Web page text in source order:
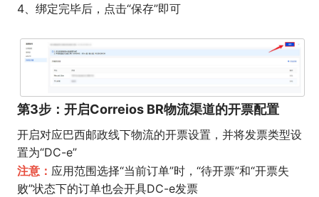
4、绑定完毕后，点击“保存”即可
第3步：开启Correios BR物流渠道的开票配置
开启对应巴西邮政线下物流的开票设置，并将发票类型设
置为“DC-e”
注意： 应用范围选择“当前订单”时，“待开票”和“开票失
败”状态下的订单也会开具DC-e发票